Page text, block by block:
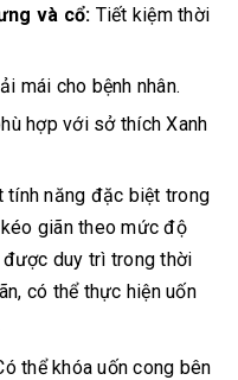
và cổ: Tiết kiệm thời
mái cho bệnh nhân.
hợp với sở thích Xanh
tính năng đặc biệt trong
giãn theo mức độ
được duy trì trong thời
có thể thực hiện uốn
thể khóa uốn cong bên